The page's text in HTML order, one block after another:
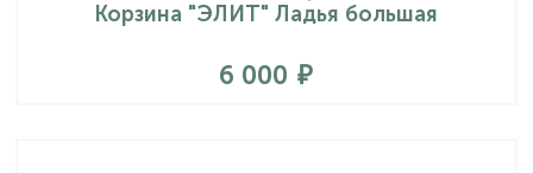
Корзина "ЭЛИТ" Ладья большая
6 000